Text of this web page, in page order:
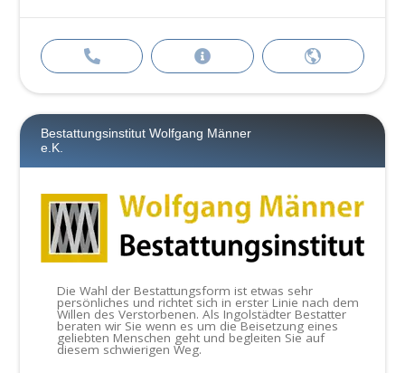
Bestattungsinstitut Wolfgang Männer
e.K.
Die Wahl der Bestattungsform ist etwas sehr
persönliches und richtet sich in erster Linie nach dem
Willen des Verstorbenen. Als Ingolstädter Bestatter
beraten wir Sie wenn es um die Beisetzung eines
geliebten Menschen geht und begleiten Sie auf
diesem schwierigen Weg.